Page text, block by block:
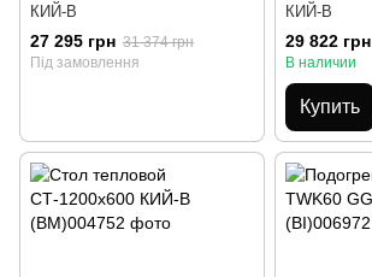
КИЙ-В
27 295 грн 31 374 грн
Під замовлення
КИЙ-В
29 822 грн
В наличии
Купить